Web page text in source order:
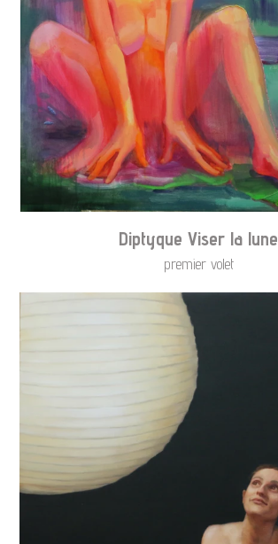
Diptyque Viser la lune
premier volet